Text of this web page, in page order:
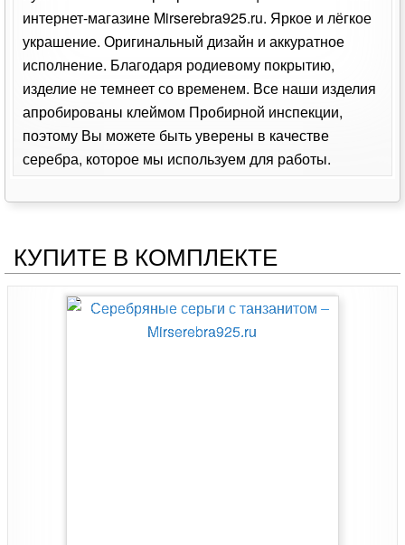
интернет-магазине Mirserebra925.ru. Яркое и лёгкое
украшение. Оригинальный дизайн и аккуратное
исполнение. Благодаря родиевому покрытию,
изделие не темнеет со временем. Все наши изделия
апробированы клеймом Пробирной инспекции,
поэтому Вы можете быть уверены в качестве
серебра, которое мы используем для работы.
КУПИТЕ В КОМПЛЕКТЕ